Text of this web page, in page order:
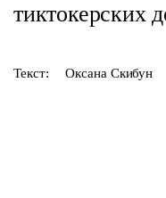
тиктокерских
Текст: Оксана Скибун